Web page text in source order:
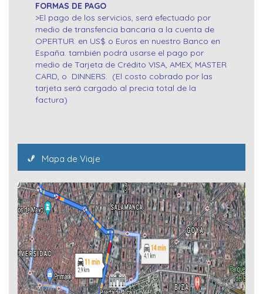
FORMAS DE PAGO
>El pago de los servicios, será efectuado por
medio de transfencia bancaria a la cuenta de
OPERTUR. en US$ o Euros en nuestro Banco en
España. también podrá usarse el pago por
medio de Tarjeta de Crédito VISA, AMEX, MASTER
CARD, o DINNERS. (El costo cobrado por las
tarjeta será cargado al precia total de la
factura)
Mapa de Viaje